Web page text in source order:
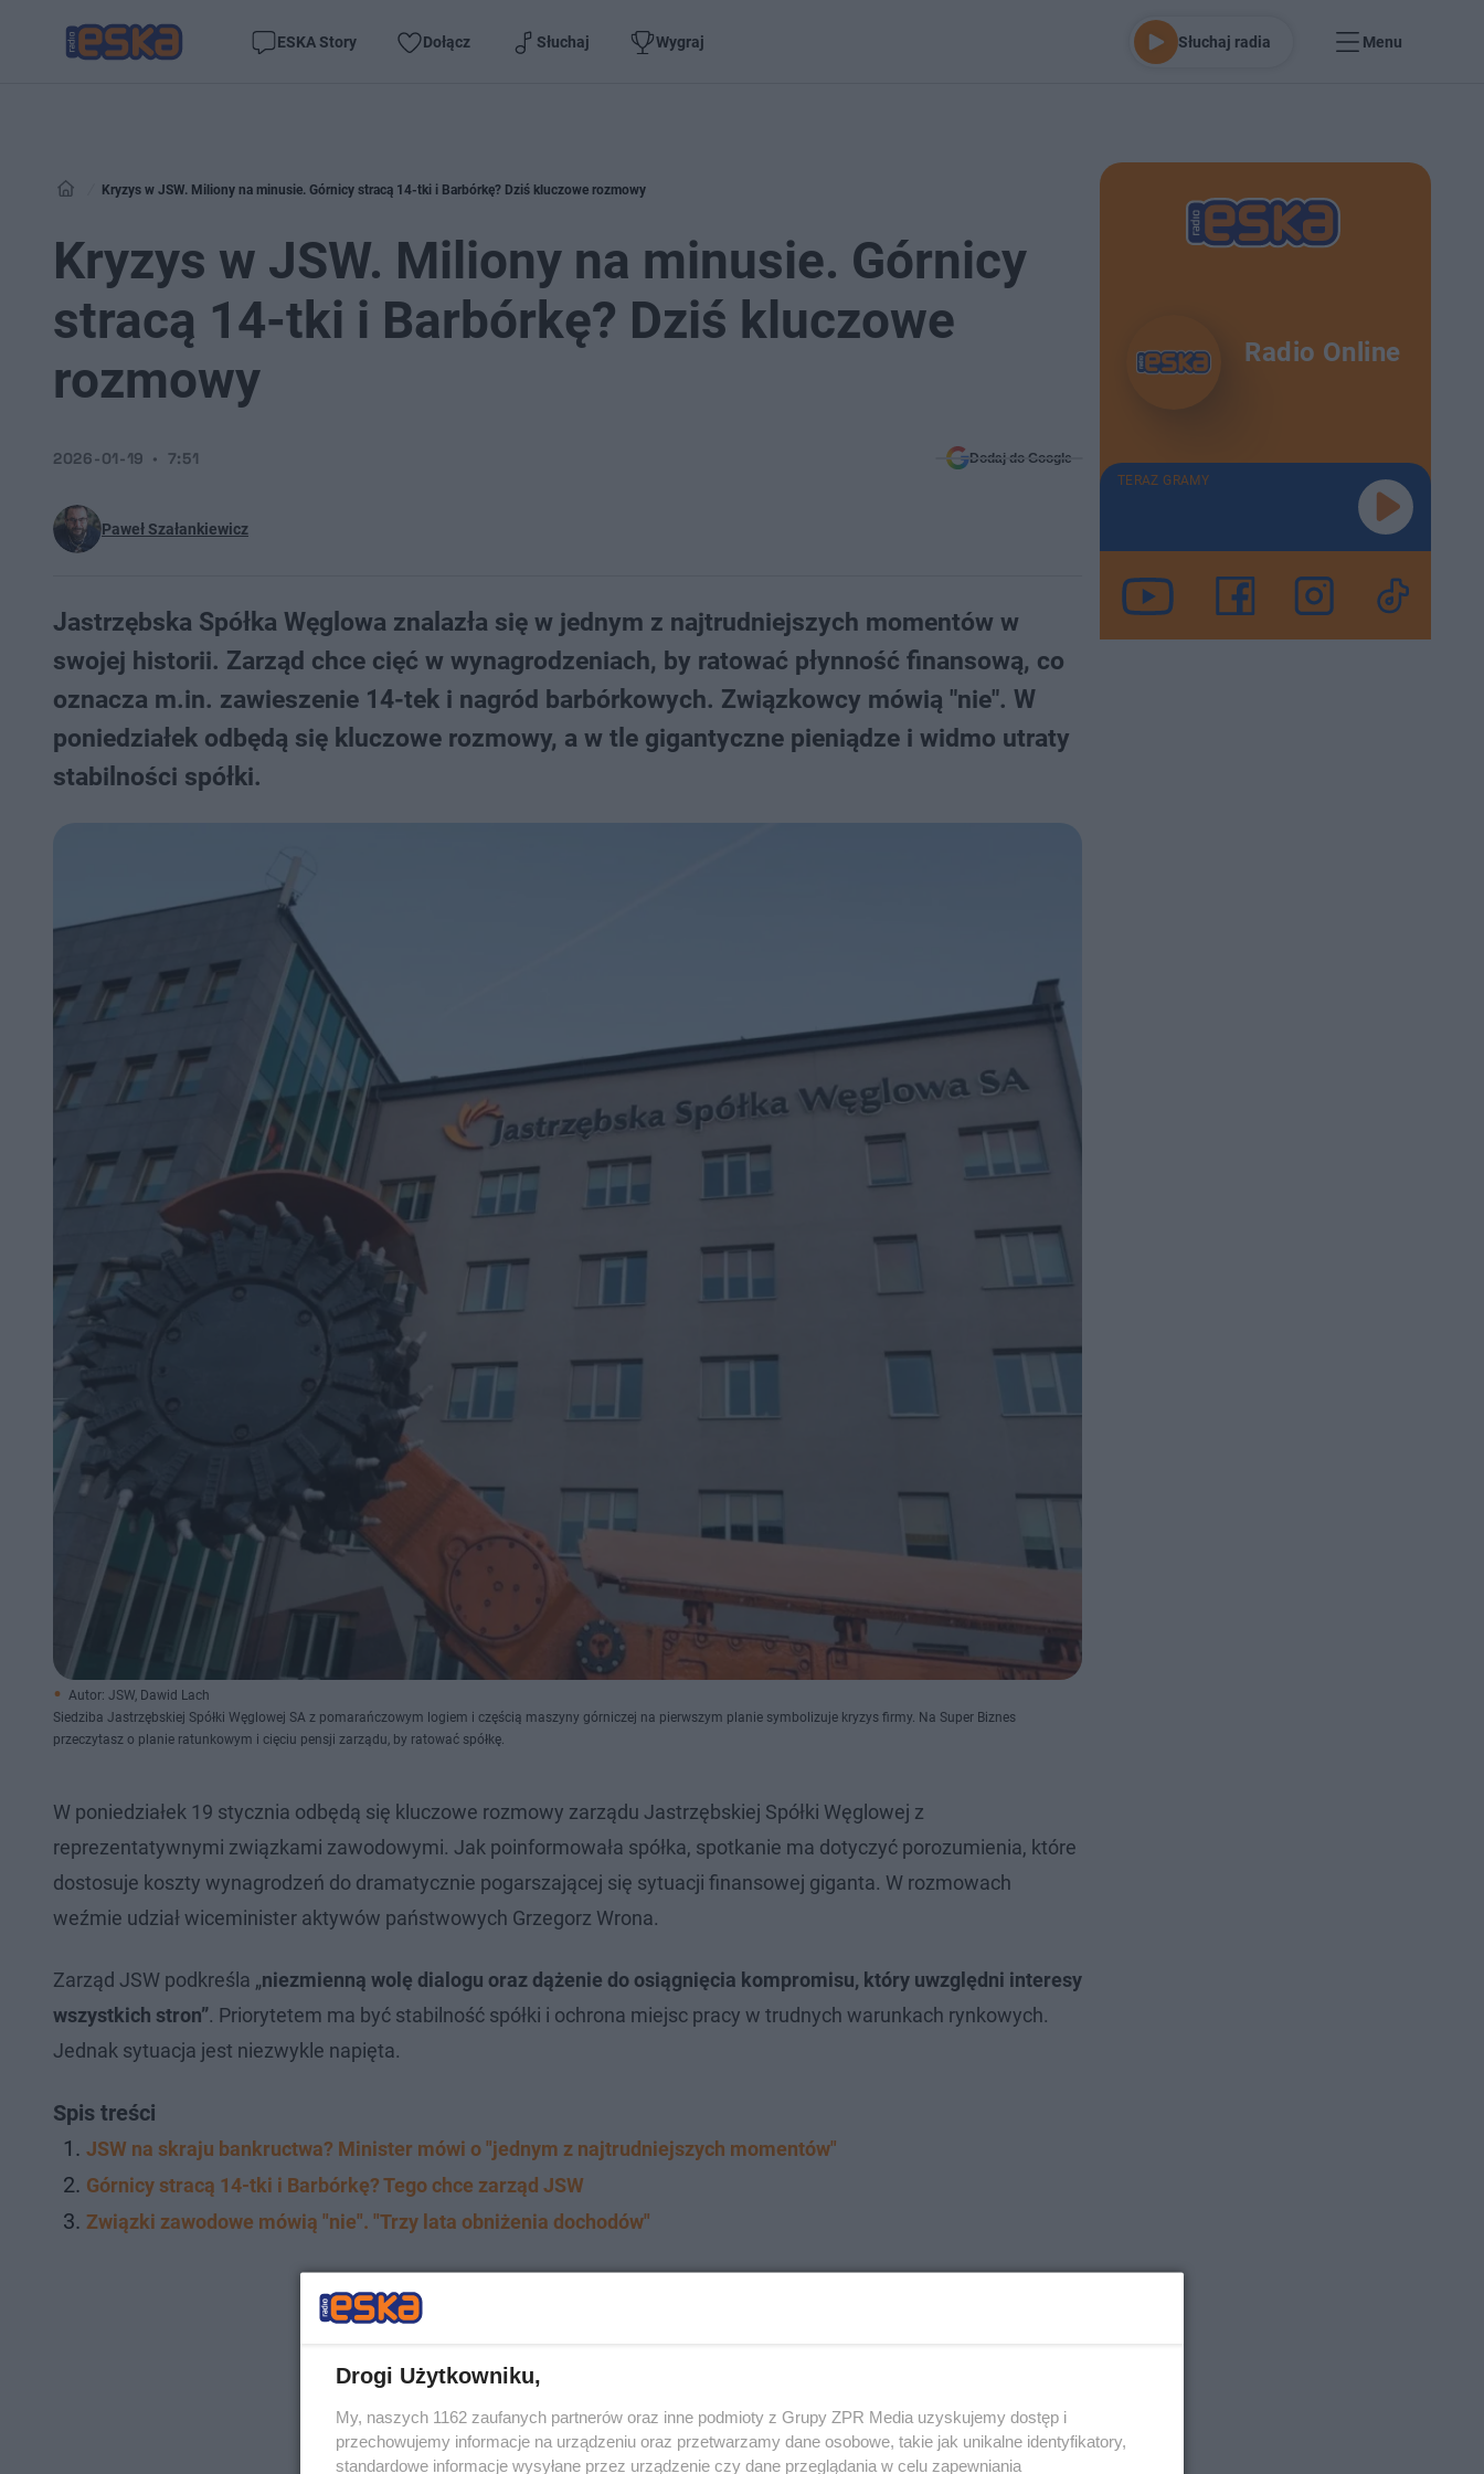
ESKA Story Dołącz Słuchaj Wygraj Słuchaj radia Menu
Kryzys w JSW. Miliony na minusie. Górnicy stracą 14-tki i Barbórkę? Dziś kluczowe rozmowy
Kryzys w JSW. Miliony na minusie. Górnicy
stracą 14-tki i Barbórkę? Dziś kluczowe
rozmowy
Paweł Szałankiewicz
2026-01-19 7:51 Dodaj do Google
Jastrzębska Spółka Węglowa znalazła się w jednym z najtrudniejszych momentów w
swojej historii. Zarząd chce cięć w wynagrodzeniach, by ratować płynność finansową, co
oznacza m.in. zawieszenie 14-tek i nagród barbórkowych. Związkowcy mówią "nie". W
poniedziałek odbędą się kluczowe rozmowy, a w tle gigantyczne pieniądze i widmo utraty
stabilności spółki.
Autor: JSW, Dawid Lach
Siedziba Jastrzębskiej Spółki Węglowej SA z pomarańczowym logiem i częścią maszyny górniczej na pierwszym planie symbolizuje kryzys firmy. Na Super Biznes
przeczytasz o planie ratunkowym i cięciu pensji zarządu, by ratować spółkę.
W poniedziałek 19 stycznia odbędą się kluczowe rozmowy zarządu Jastrzębskiej Spółki Węglowej z
reprezentatywnymi związkami zawodowymi. Jak poinformowała spółka, spotkanie ma dotyczyć porozumienia, które
dostosuje koszty wynagrodzeń do dramatycznie pogarszającej się sytuacji finansowej giganta. W rozmowach
weźmie udział wiceminister aktywów państwowych Grzegorz Wrona.
Zarząd JSW podkreśla „niezmienną wolę dialogu oraz dążenie do osiągnięcia kompromisu, który uwzględni interesy
wszystkich stron”. Priorytetem ma być stabilność spółki i ochrona miejsc pracy w trudnych warunkach rynkowych.
Jednak sytuacja jest niezwykle napięta.
Spis treści
JSW na skraju bankructwa? Minister mówi o "jednym z najtrudniejszych momentów"
Górnicy stracą 14-tki i Barbórkę? Tego chce zarząd JSW
Związki zawodowe mówią "nie". "Trzy lata obniżenia dochodów"
Radio Online
TERAZ GRAMY
Drogi Użytkowniku,
My, naszych 1162 zaufanych partnerów oraz inne podmioty z Grupy ZPR Media uzyskujemy dostęp i
przechowujemy informacje na urządzeniu oraz przetwarzamy dane osobowe, takie jak unikalne identyfikatory,
standardowe informacje wysyłane przez urządzenie czy dane przeglądania w celu zapewniania